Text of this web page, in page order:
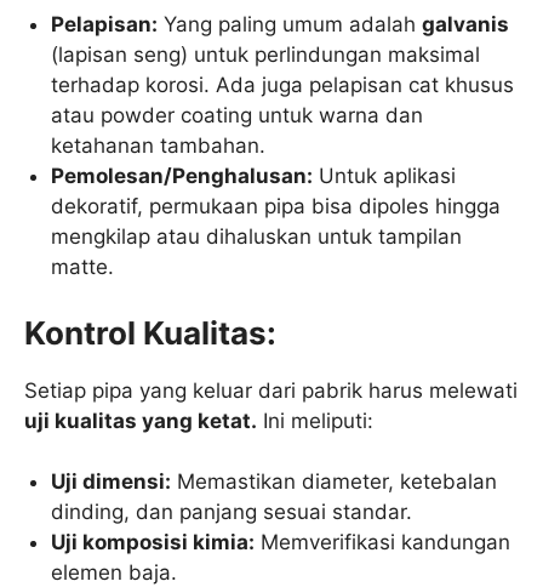
Pelapisan: Yang paling umum adalahgalvanis
(lapisan seng) untuk perlindungan maksimal
terhadap korosi. Ada juga pelapisan cat khusus
atau powder coating untuk warna dan
ketahanan tambahan.
Pemolesan/Penghalusan: Untuk aplikasi
dekoratif, permukaan pipa bisa dipoles hingga
mengkilap atau dihaluskan untuk tampilan
matte.
Kontrol Kualitas:
Setiap pipa yang keluar dari pabrik harus melewati
uji kualitas yang ketat. Ini meliputi:
Uji dimensi: Memastikan diameter, ketebalan
dinding, dan panjang sesuai standar.
Uji komposisi kimia: Memverifikasi kandungan
elemen baja.